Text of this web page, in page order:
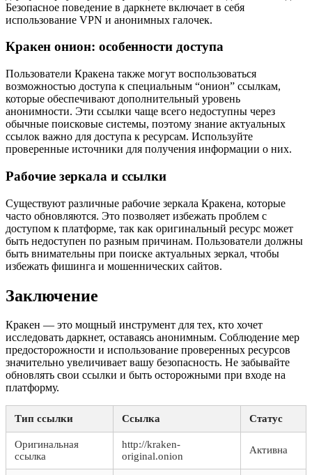
Безопасное поведение в даркнете включает в себя
использование VPN и анонимных галочек.
Кракен онион: особенности доступа
Пользователи Кракена также могут воспользоваться
возможностью доступа к специальным “онион” ссылкам,
которые обеспечивают дополнительный уровень
анонимности. Эти ссылки чаще всего недоступны через
обычные поисковые системы, поэтому знание актуальных
ссылок важно для доступа к ресурсам. Используйте
проверенные источники для получения информации о них.
Рабочие зеркала и ссылки
Существуют различные рабочие зеркала Кракена, которые
часто обновляются. Это позволяет избежать проблем с
доступом к платформе, так как оригинальный ресурс может
быть недоступен по разным причинам. Пользователи должны
быть внимательны при поиске актуальных зеркал, чтобы
избежать фишинга и мошеннических сайтов.
Заключение
Кракен — это мощный инструмент для тех, кто хочет
исследовать даркнет, оставаясь анонимным. Соблюдение мер
предосторожности и использование проверенных ресурсов
значительно увеличивает вашу безопасность. Не забывайте
обновлять свои ссылки и быть осторожными при входе на
платформу.
Тип ссылки Ссылка Статус
Оригинальная
ссылка
http://kraken-
original.onion
Активна